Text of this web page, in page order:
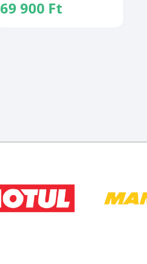
69 900 Ft